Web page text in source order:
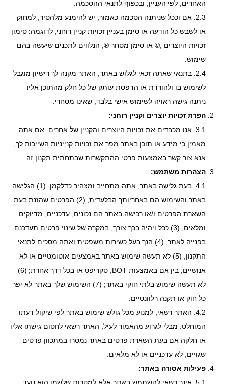
האחרים, לפי העניין, ובכפוף לתנאי ההסכמה.
2.3. אם וככל שניתנה הסכמה כאמור, יש להימנע מלהסיר, למחוק
או לשבש כל הודעה או סימן בעניין זכויות קניין רוחני, לדוגמה: סימון
זכויות היוצרים ,© או סימן מסחר ®, הנלווים לתכנים שיעשה בהם
שימוש.
2.4. בתנאי שאתה זכאי לגלוש באתר, האתר מקנה לך רישיון מוגבל
לשימוש בו ולהורדת או הדפסת עותק של כל חלק מהתוכן אליו
ניתנה גישה ראויה לשימוש אישי בלבד, שאינו מסחרי.
הפרת זכויות יוצרים וקניין רוחני:
3.1. אנו מכבדים את זכויות היוצרים והקניין של אחרים. אם אתה
מאמין כי מידע או תוכן באתר מפר את זכויות קנייניות השייכות לך,
אנא צור קשר באמצעות פרטי ההתקשרות שבתחתית תקנון זה.
הצהרות משתמש:
4.1. בעת גלישה באתר, אתה מתחייב ומצהיר כדלקמן: (1) הגלישה
באתר והשימוש הם באחריותך הבלעדית; (2) הפרטים שהזנת בעת
השארת הפרטים ו/או רכישה באתר הם נכונים, עדכניים, מדיוקים
ומלאים; (3) ככל ויהיה בכך צורך, במקרה של שינוי פרטים תעדכנם
בפנייה לאתר; (4) הנך בעל כשירות משפטית ואתה מסכים לתנאי
התקנון; (5) לא תעשה שימוש באתר באמצעים אוטומטיים או לא
אנושיים, בין אם באמצעות BOT, סקריפט או בכל דרך אחרת; (6)
לא תעשה שימוש בלתי חוקי באתר; (7) השימוש שלך באתר לא יפר
כל חוק או תקנה רלוונטיים.
4.2. האתר רשאי, למנוע מכל גולש שימוש באתר לפי שיקול דעתו
המוחלט. מבלי לגרוע מהאמור לעיל, האתר רשאי לחסום גישתו אליו
או חלקה אם בעת השארת פרטים באתר נמסרו במתכוון פרטים
שגויים, לא עדכניים או לא מלאים.
פעילות אסורה באתר: